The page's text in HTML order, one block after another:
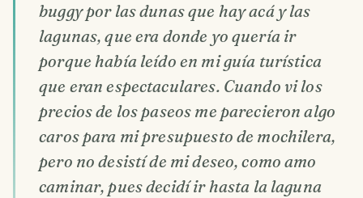
buggy por las dunas que hay acá y las
lagunas, que era donde yo quería ir
porque había leído en mi guía turística
que eran espectaculares. Cuando vi los
precios de los paseos me parecieron algo
caros para mi presupuesto de mochilera,
pero no desistí de mi deseo, como amo
caminar, pues decidí ir hasta la laguna